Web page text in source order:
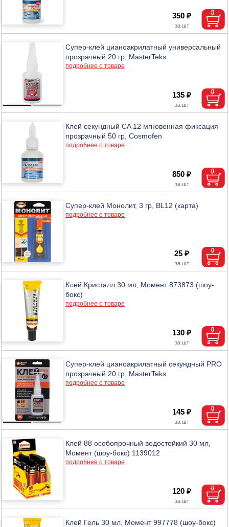
350 ₽
Супер-клей цианоакрилатный универсальный
прозрачный 20 гр, MasterTeks
подробнее о товаре
135 ₽
Клей секундный CA 12 мгновенная фиксация
прозрачный 50 гр, Cosmofen
подробнее о товаре
850 ₽
Супер-клей Монолит, 3 гр, BL12 (карта)
подробнее о товаре
25 ₽
Клей Кристалл 30 мл, Момент 873873 (шоу-
бокс)
подробнее о товаре
130 ₽
Супер-клей цианоакрилатный секундный PRO
прозрачный 20 гр, MasterTeks
подробнее о товаре
145 ₽
Клей 88 особопрочный водостойкий 30 мл,
Момент (шоу-бокс) 1139012
подробнее о товаре
120 ₽
Клей Гель 30 мл, Момент 997778 (шоу-бокс)